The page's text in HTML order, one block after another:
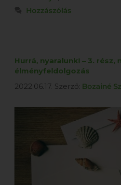
Hozzászólás
Hurrá, nyaralunk! – 3. rész,
élményfeldolgozás
2022.06.17. Szerző: Bozainé